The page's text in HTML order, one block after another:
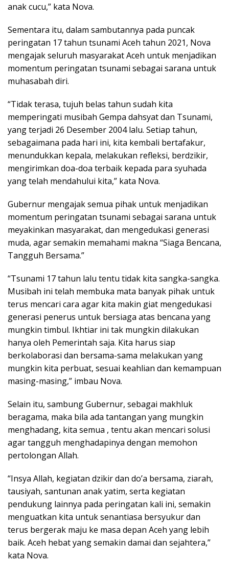
anak cucu,” kata Nova.
Sementara itu, dalam sambutannya pada puncak
peringatan 17 tahun tsunami Aceh tahun 2021, Nova
mengajak seluruh masyarakat Aceh untuk menjadikan
momentum peringatan tsunami sebagai sarana untuk
muhasabah diri.
“Tidak terasa, tujuh belas tahun sudah kita
memperingati musibah Gempa dahsyat dan Tsunami,
yang terjadi 26 Desember 2004 lalu. Setiap tahun,
sebagaimana pada hari ini, kita kembali bertafakur,
menundukkan kepala, melakukan refleksi, berdzikir,
mengirimkan doa-doa terbaik kepada para syuhada
yang telah mendahului kita,” kata Nova.
Gubernur mengajak semua pihak untuk menjadikan
momentum peringatan tsunami sebagai sarana untuk
meyakinkan masyarakat, dan mengedukasi generasi
muda, agar semakin memahami makna “Siaga Bencana,
Tangguh Bersama.”
“Tsunami 17 tahun lalu tentu tidak kita sangka-sangka.
Musibah ini telah membuka mata banyak pihak untuk
terus mencari cara agar kita makin giat mengedukasi
generasi penerus untuk bersiaga atas bencana yang
mungkin timbul. Ikhtiar ini tak mungkin dilakukan
hanya oleh Pemerintah saja. Kita harus siap
berkolaborasi dan bersama-sama melakukan yang
mungkin kita perbuat, sesuai keahlian dan kemampuan
masing-masing,” imbau Nova.
Selain itu, sambung Gubernur, sebagai makhluk
beragama, maka bila ada tantangan yang mungkin
menghadang, kita semua , tentu akan mencari solusi
agar tangguh menghadapinya dengan memohon
pertolongan Allah.
“Insya Allah, kegiatan dzikir dan do’a bersama, ziarah,
tausiyah, santunan anak yatim, serta kegiatan
pendukung lainnya pada peringatan kali ini, semakin
menguatkan kita untuk senantiasa bersyukur dan
terus bergerak maju ke masa depan Aceh yang lebih
baik. Aceh hebat yang semakin damai dan sejahtera,”
kata Nova.